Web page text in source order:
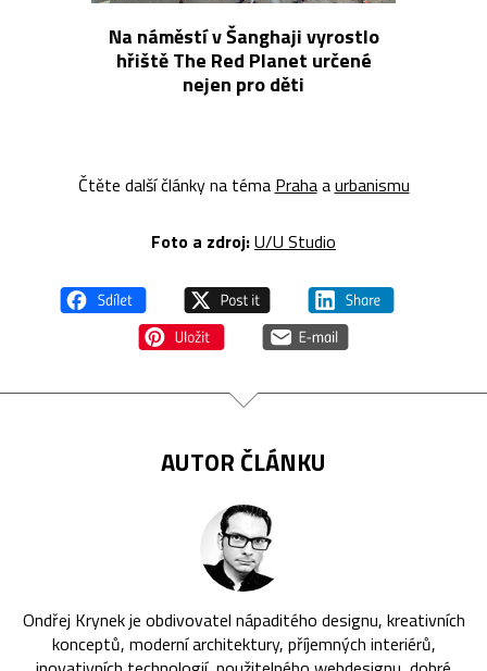
Na náměstí v Šanghaji vyrostlo
hřiště The Red Planet určené
nejen pro děti
Čtěte další články na téma Prahaaurbanismu
Foto a zdroj:U/U Studio
AUTOR ČLÁNKU
Ondřej Krynek je obdivovatel nápaditého designu, kreativních
konceptů, moderní architektury, příjemných interiérů,